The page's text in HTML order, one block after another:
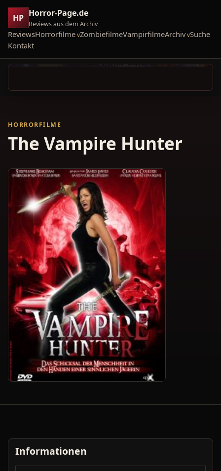
HP Horror-Page.de
Reviews aus dem Archiv
ReviewsHorrorfilme ZombiefilmeVampirfilmeArchiv Suche
Kontakt
HORRORFILME
The Vampire Hunter
Informationen